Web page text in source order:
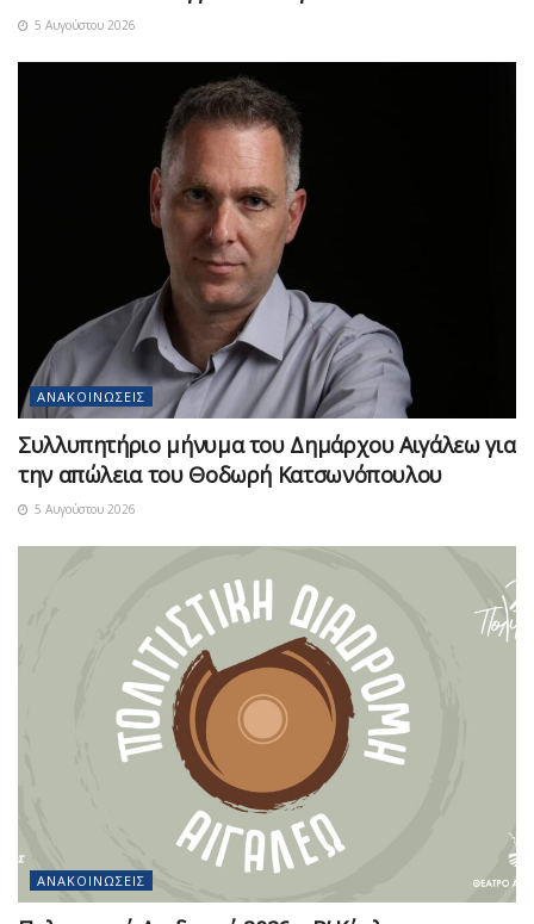
5 Αυγούστου 2026
ΑΝΑΚΟΙΝΏΣΕΙΣ
Συλλυπητήριο μήνυμα του Δημάρχου Αιγάλεω για
την απώλεια του Θοδωρή Κατσωνόπουλου
5 Αυγούστου 2026
ΑΝΑΚΟΙΝΏΣΕΙΣ